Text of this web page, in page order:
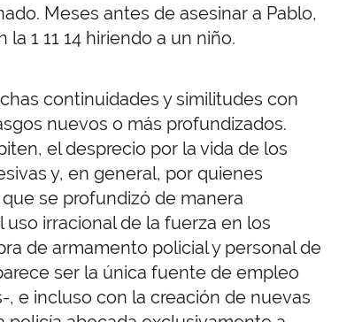
Meses antes de asesinar a Pablo,
1 11 14 hiriendo a un niño.
continuidades y similitudes con
nuevos o más profundizados.
el desprecio por la vida de los
y, en general, por quienes
se profundizó de manera
irracional de la fuerza en los
de armamento policial y personal de
ser la única fuente de empleo
e incluso con la creación de nuevas